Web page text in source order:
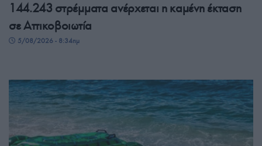
144.243 στρέμματα ανέρχεται η καμένη έκταση
σε Αττικοβοιωτία
5/08/2026 - 8:34πμ